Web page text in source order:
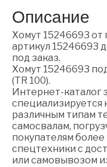
Описание
Хомут 15246693 от
артикул 15246693
под заказ.
Хомут 15246693
(TR 100).
Интернет-каталог
специализируется
различным типам
самосвалам,
покупателям более
спецтехники с
или самовывозом